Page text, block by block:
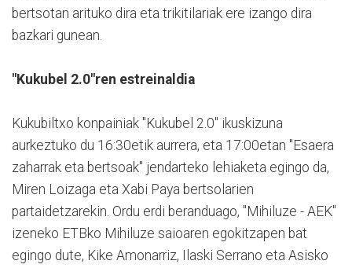
bertsotan arituko dira eta trikitilariak ere izango dira
bazkari gunean.
"Kukubel 2.0"ren estreinaldia
Kukubiltxo konpainiak "Kukubel 2.0" ikuskizuna
aurkeztuko du 16:30etik aurrera, eta 17:00etan "Esaera
zaharrak eta bertsoak" jendarteko lehiaketa egingo da,
Miren Loizaga eta Xabi Paya bertsolarien
partaidetzarekin. Ordu erdi beranduago, "Mihiluze - AEK"
izeneko ETBko Mihiluze saioaren egokitzapen bat
egingo dute, Kike Amonarriz, Ilaski Serrano eta Asisko